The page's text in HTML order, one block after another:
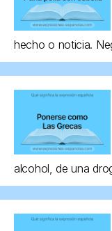
hecho o noticia.
alcohol, de una